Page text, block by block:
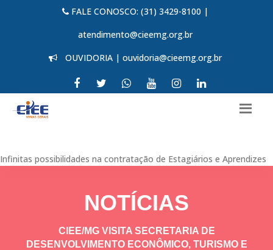
FALE CONOSCO: (31) 3429-8100 |
atendimento@cieemg.org.br
OUVIDORIA | ouvidoria@cieemg.org.br
Infinitas possibilidades na contratação de Estagiários e Aprendizes
NOTÍCIAS
CIEE/MG VISITA SECRETARIA DE
DESENVOLVIMENTO ECONÔMICO, TURISMO E